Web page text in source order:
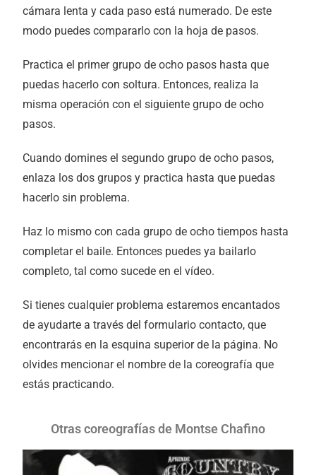
cámara lenta y cada paso está numerado. De este
modo puedes compararlo con la hoja de pasos.
Practica el primer grupo de ocho pasos hasta que
puedas hacerlo con soltura. Entonces, realiza la
misma operación con el siguiente grupo de ocho
pasos.
Cuando domines el segundo grupo de ocho pasos,
enlaza los dos grupos y practica hasta que puedas
hacerlo sin problema.
Haz lo mismo con cada grupo de ocho tiempos hasta
completar el baile. Entonces puedes ya bailarlo
completo, tal como sucede en el vídeo.
Si tienes cualquier problema estaremos encantados
de ayudarte a través del formulario contacto, que
encontrarás en la esquina superior de la página. No
olvides mencionar el nombre de la coreografía que
estás practicando.
Otras coreografías de Montse Chafino